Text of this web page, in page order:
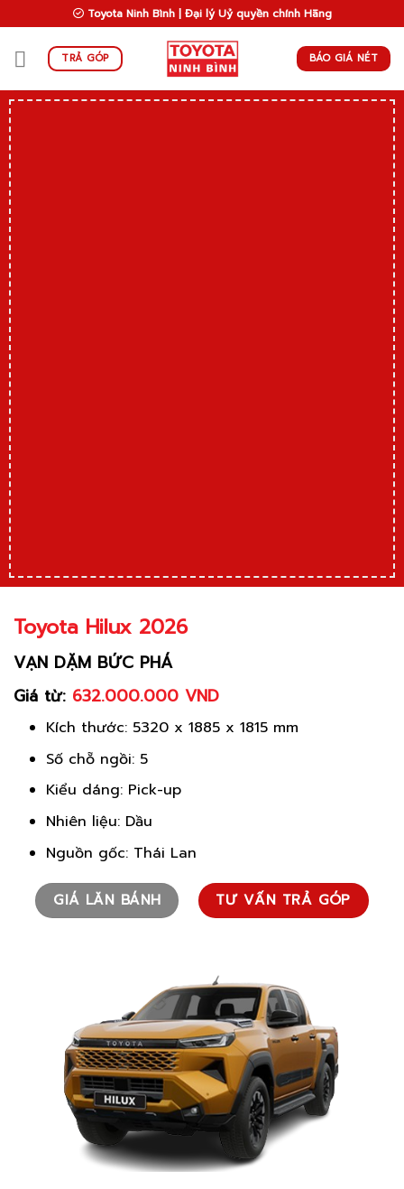
to
content
Toyota Ninh Bình | Đại lý Uỷ quyền chính Hãng
TRẢ GÓP BÁO GIÁ NÉT
Toyota Hilux 2026
VẠN DẶM BỨC PHÁ
Giá từ: 632.000.000 VND
Kích thước: 5320 x 1885 x 1815 mm
Số chỗ ngồi: 5
Kiểu dáng: Pick-up
Nhiên liệu: Dầu
Nguồn gốc: Thái Lan
GIÁ LĂN BÁNH TƯ VẤN TRẢ GÓP